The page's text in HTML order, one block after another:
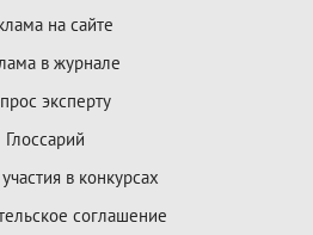
на сайте
в журнале
эксперту
Глоссарий
в конкурсах
соглашение